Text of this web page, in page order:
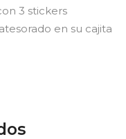
3 stickers
en su cajita